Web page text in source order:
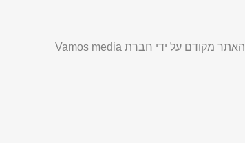
האתר מקודם על ידי חברת Vamos media